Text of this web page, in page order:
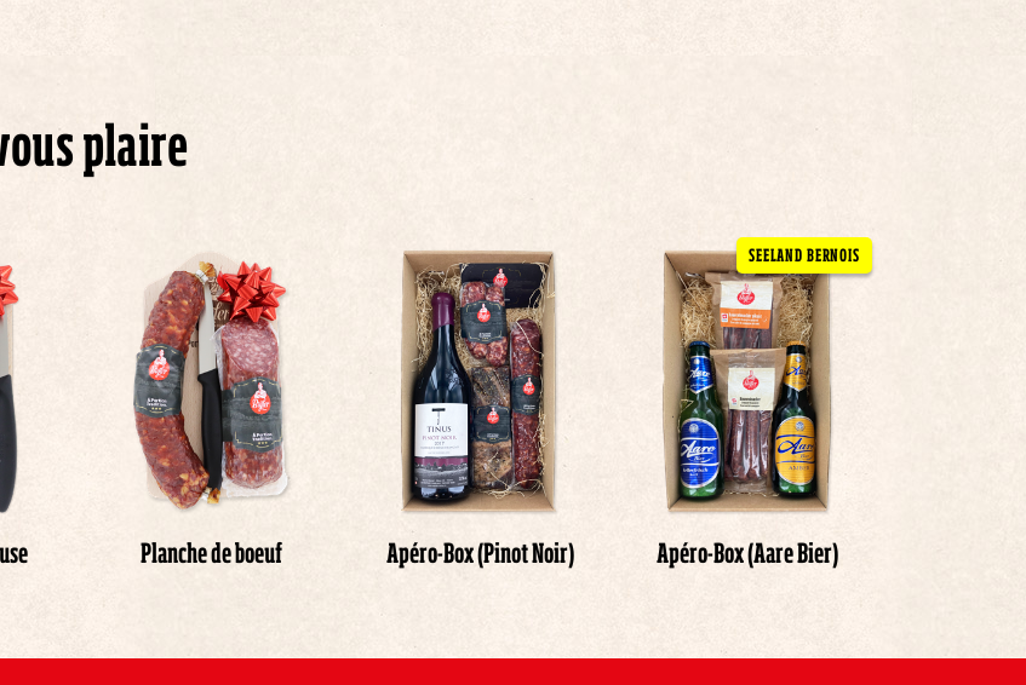
plaire
Planche de boeuf Apéro-Box (Pinot Noir)
SEELAND BERNOIS
Apéro-Box (Aare Bier)